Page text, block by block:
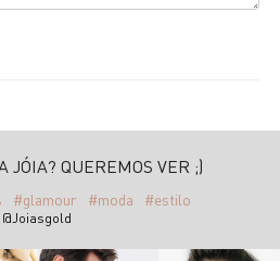
JÓIA? QUEREMOS VER ;)
#glamour #moda #estilo
@Joiasgold